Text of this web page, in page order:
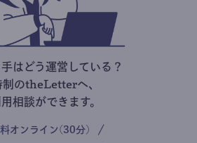
はどう運営している？
制のtheLetterへ、
相談ができます。
オンライン(30分)